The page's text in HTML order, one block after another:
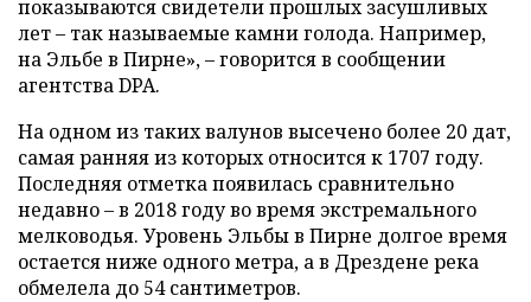
показываются свидетели прошлых засушливых
лет – так называемые камни голода. Например,
на Эльбе в Пирне», – говорится в сообщении
агентства DPA.
На одном из таких валунов высечено более 20 дат,
самая ранняя из которых относится к 1707 году.
Последняя отметка появилась сравнительно
недавно – в 2018 году во время экстремального
мелководья. Уровень Эльбы в Пирне долгое время
остается ниже одного метра, а в Дрездене река
обмелела до 54 сантиметров.